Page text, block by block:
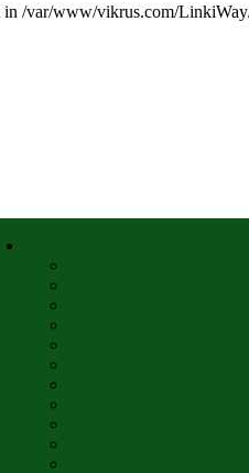
in /var/www/vikrus.com/